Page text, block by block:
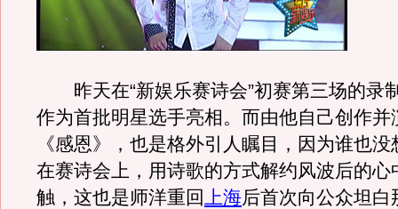
昨天在“新娱乐赛诗会”初赛第三场的录
作为首批明星选手亮相。而由他自己创作并
《感恩》，也是格外引人瞩目，因为谁也
在赛诗会上，用诗歌的方式解约风波后的心
触，这也是师洋重回上海后首次向公众坦白